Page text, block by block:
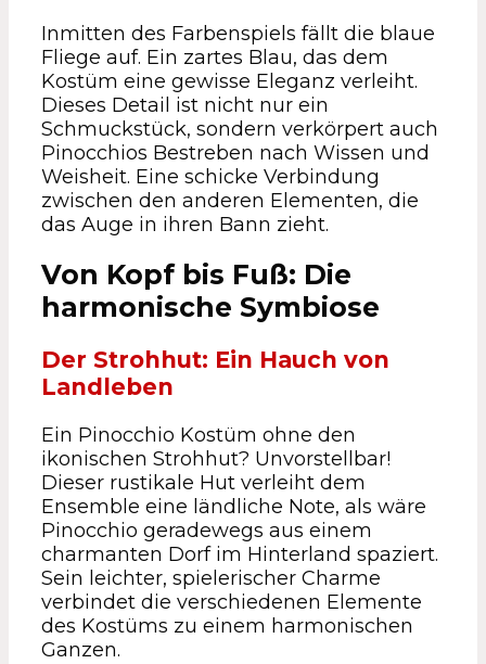
Inmitten des Farbenspiels fällt die blaue
Fliege auf. Ein zartes Blau, das dem
Kostüm eine gewisse Eleganz verleiht.
Dieses Detail ist nicht nur ein
Schmuckstück, sondern verkörpert auch
Pinocchios Bestreben nach Wissen und
Weisheit. Eine schicke Verbindung
zwischen den anderen Elementen, die
das Auge in ihren Bann zieht.
Von Kopf bis Fuß: Die
harmonische Symbiose
Der Strohhut: Ein Hauch von
Landleben
Ein Pinocchio Kostüm ohne den
ikonischen Strohhut? Unvorstellbar!
Dieser rustikale Hut verleiht dem
Ensemble eine ländliche Note, als wäre
Pinocchio geradewegs aus einem
charmanten Dorf im Hinterland spaziert.
Sein leichter, spielerischer Charme
verbindet die verschiedenen Elemente
des Kostüms zu einem harmonischen
Ganzen.